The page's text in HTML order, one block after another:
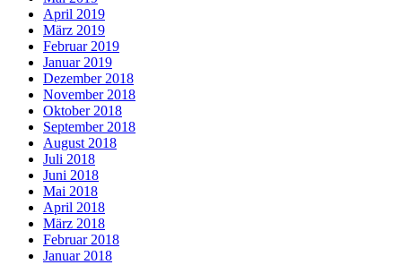
April 2019
März 2019
Februar 2019
Januar 2019
Dezember 2018
November 2018
Oktober 2018
September 2018
August 2018
Juli 2018
Juni 2018
Mai 2018
April 2018
März 2018
Februar 2018
Januar 2018